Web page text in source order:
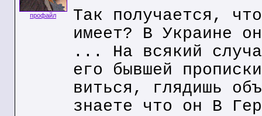
профайл
Так получается,
имеет? В Украине
... На всякий
его бывшей
виться, глядишь
знаете что он В